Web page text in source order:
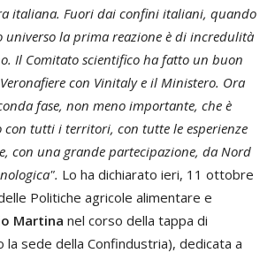
italiana. Fuori dai confini italiani, quando
universo la prima reazione è di incredulità
Il Comitato scientifico ha fatto un buon
con Vinitaly e il Ministero. Ora
fase, non meno importante, che è
tutti i territori, con tutte le esperienze
con una grande partecipazione, da Nord
Lo ha dichiarato ieri, 11 ottobre
Politiche agricole alimentare e
Martina nel corso della tappa di
la sede della Confindustria), dedicata a